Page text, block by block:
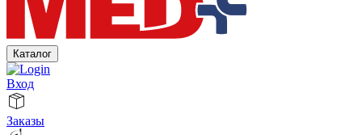
Каталог
Вход
Заказы